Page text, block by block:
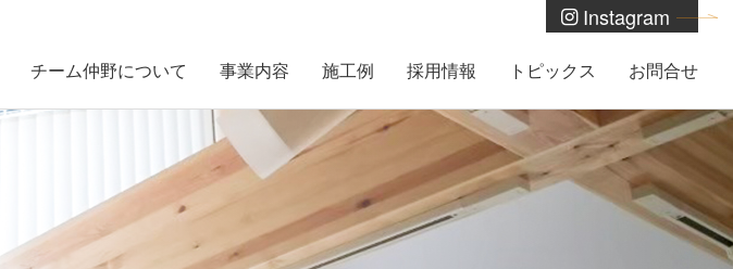
Instagram
チーム仲野について 事業内容 施工例 採用情報 トピックス お問合せ